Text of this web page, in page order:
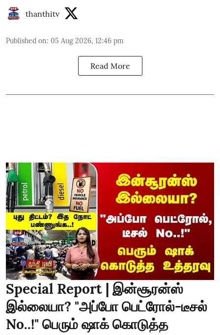
thanthitv
Published on: 05 Aug 2026, 12:46 pm
Read More
Special Report | இன்சூரன்ஸ்
இல்லையா? "அப்போ பெட்ரோல்-டீசல்
No..!" பெரும் ஷாக் கொடுத்த